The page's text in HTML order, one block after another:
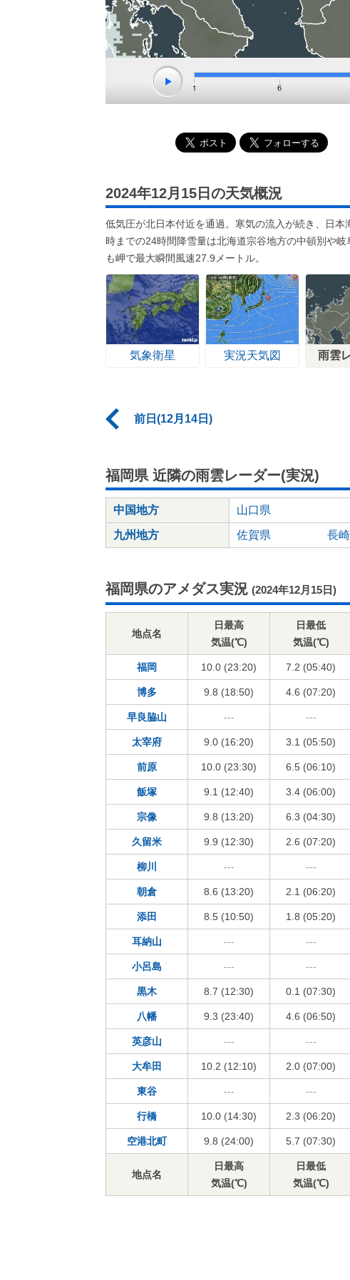
2024年12月15日の天気概況
低気圧が北日本付近を通過。寒気の流入が続き、日
時までの24時間降雪量は北海道宗谷地方の中頓別や
も岬で最大瞬間風速27.9メートル。
気象衛星 実況天気図 雨雲
前日(12月14日)
福岡県 近隣の雨雲レーダー(実況)
中国地方 山口県
九州地方 佐賀県 長
福岡県のアメダス実況 (2024年12月15日)
地点名
日最高
気温(℃)
日最低
気温(℃)
福岡 10.0 (23:20) 7.2 (05:40)
博多 9.8 (18:50) 4.6 (07:20)
早良脇山 --- ---
太宰府 9.0 (16:20) 3.1 (05:50)
前原 10.0 (23:30) 6.5 (06:10)
飯塚 9.1 (12:40) 3.4 (06:00)
宗像 9.8 (13:20) 6.3 (04:30)
久留米 9.9 (12:30) 2.6 (07:20)
柳川 --- ---
朝倉 8.6 (13:20) 2.1 (06:20)
添田 8.5 (10:50) 1.8 (05:20)
耳納山 --- ---
小呂島 --- ---
黒木 8.7 (12:30) 0.1 (07:30)
八幡 9.3 (23:40) 4.6 (06:50)
英彦山 --- ---
大牟田 10.2 (12:10) 2.0 (07:00)
東谷 --- ---
行橋 10.0 (14:30) 2.3 (06:20)
空港北町 9.8 (24:00) 5.7 (07:30)
地点名
日最高
気温(℃)
日最低
気温(℃)